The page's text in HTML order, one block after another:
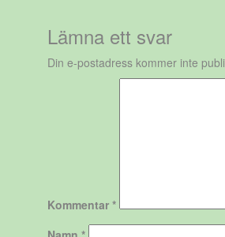
Lämna ett svar
Din e-postadress kommer inte
Kommentar *